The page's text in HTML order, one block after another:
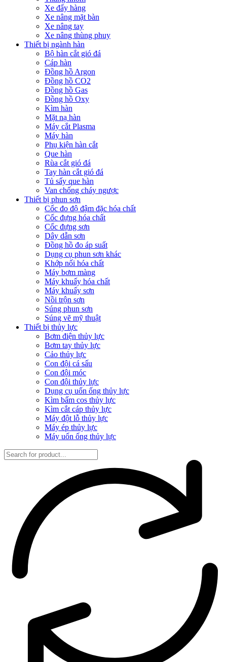
Xe đẩy hàng
Xe nâng mặt bàn
Xe nâng tay
Xe nâng thùng phuy
Thiết bị ngành hàn
Bộ hàn cắt gió đá
Cáp hàn
Đồng hồ Argon
Đồng hồ CO2
Đồng hồ Gas
Đồng hồ Oxy
Kìm hàn
Mặt nạ hàn
Máy cắt Plasma
Máy hàn
Phụ kiện hàn cắt
Que hàn
Rùa cắt gió đá
Tay hàn cắt gió đá
Tủ sấy que hàn
Van chống cháy ngược
Thiết bị phun sơn
Cốc đo độ đậm đặc hóa chất
Cốc đựng hóa chất
Cốc đựng sơn
Dây dẫn sơn
Đồng hồ đo áp suất
Dụng cụ phun sơn khác
Khớp nối hóa chất
Máy bơm màng
Máy khuấy hóa chất
Máy khuấy sơn
Nồi trộn sơn
Súng phun sơn
Súng vẽ mỹ thuật
Thiết bị thủy lực
Bơm điện thủy lực
Bơm tay thủy lực
Cảo thủy lực
Con đội cá sấu
Con đội móc
Con đội thủy lực
Dụng cụ uốn ống thủy lực
Kìm bấm cos thủy lực
Kìm cắt cáp thủy lực
Máy đột lỗ thủy lực
Máy ép thủy lực
Máy uốn ống thủy lực